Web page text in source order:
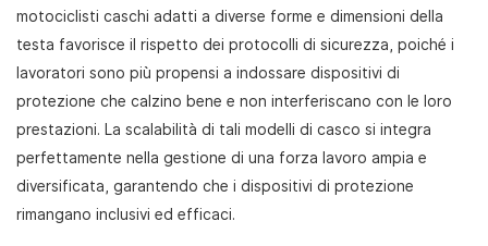
motociclisti caschi adatti a diverse forme e dimensioni della
testa favorisce il rispetto dei protocolli di sicurezza, poiché i
lavoratori sono più propensi a indossare dispositivi di
protezione che calzino bene e non interferiscano con le loro
prestazioni. La scalabilità di tali modelli di casco si integra
perfettamente nella gestione di una forza lavoro ampia e
diversificata, garantendo che i dispositivi di protezione
rimangano inclusivi ed efficaci.